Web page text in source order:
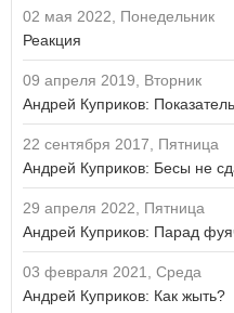
02 мая 2022, Понедельник
Реакция
09 апреля 2019, Вторник
Андрей Куприков:
22 сентября 2017, Пятница
Андрей Куприков: Бесы не
29 апреля 2022, Пятница
Андрей Куприков: Парад
03 февраля 2021, Среда
Андрей Куприков: Как жыть?